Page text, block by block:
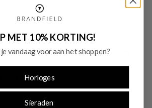
MET 10% KORTING!
vandaag voor aan het shoppen?
Horloges
Sieraden